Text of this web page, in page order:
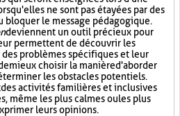
ne sont pas étayées par des
bloquer le message pédagogique.
deviennent un outil précieux pour
permettent de découvrir les
problèmes spécifiques et leur
mieux choisir la manière d'aborder
les obstacles potentiels.
des activités familières et inclusives
même les plus calmes ou les plus
leurs opinions.